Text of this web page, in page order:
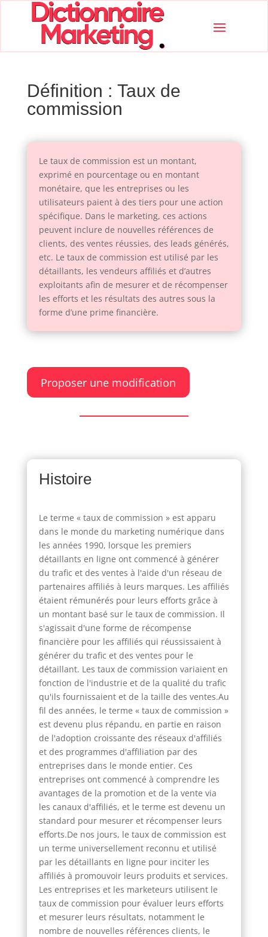
Définition : Taux de
commission
Le taux de commission est un montant,
exprimé en pourcentage ou en montant
monétaire, que les entreprises ou les
utilisateurs paient à des tiers pour une action
spécifique. Dans le marketing, ces actions
peuvent inclure de nouvelles références de
clients, des ventes réussies, des leads générés,
etc. Le taux de commission est utilisé par les
détaillants, les vendeurs affiliés et d’autres
exploitants afin de mesurer et de récompenser
les efforts et les résultats des autres sous la
forme d’une prime financière.
Proposer une modification
Histoire
Le terme « taux de commission » est apparu
dans le monde du marketing numérique dans
les années 1990, lorsque les premiers
détaillants en ligne ont commencé à générer
du trafic et des ventes à l'aide d'un réseau de
partenaires affiliés à leurs marques. Les affiliés
étaient rémunérés pour leurs efforts grâce à
un montant basé sur le taux de commission. Il
s'agissait d'une forme de récompense
financière pour les affiliés qui réussissaient à
générer du trafic et des ventes pour le
détaillant. Les taux de commission variaient en
fonction de l'industrie et de la qualité du trafic
qu'ils fournissaient et de la taille des ventes.Au
fil des années, le terme « taux de commission »
est devenu plus répandu, en partie en raison
de l'adoption croissante des réseaux d'affiliés
et des programmes d'affiliation par des
entreprises dans le monde entier. Ces
entreprises ont commencé à comprendre les
avantages de la promotion et de la vente via
les canaux d'affiliés, et le terme est devenu un
standard pour mesurer et récompenser leurs
efforts.De nos jours, le taux de commission est
un terme universellement reconnu et utilisé
par les détaillants en ligne pour inciter les
affiliés à promouvoir leurs produits et services.
Les entreprises et les marketeurs utilisent le
taux de commission pour évaluer leurs efforts
et mesurer leurs résultats, notamment le
nombre de nouvelles références clients, le